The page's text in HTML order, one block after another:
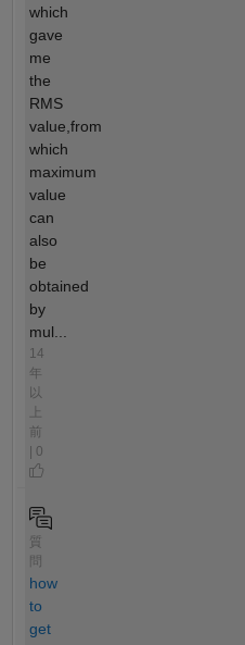
which
gave
me
the
RMS
value,from
which
maximum
value
can
also
be
obtained
by
mul...
14
年
以
前
| 0
質
how
to
get